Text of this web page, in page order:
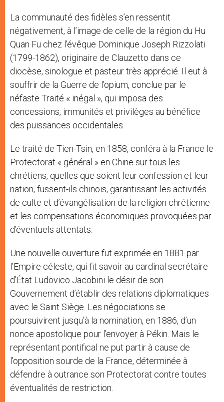
La communauté des fidèles s’en ressentit
négativement, à l’image de celle de la région du Hu
Quan Fu chez l’évêque Dominique Joseph Rizzolati
(1799-1862), originaire de Clauzetto dans ce
diocèse, sinologue et pasteur très apprécié. Il eut à
souffrir de la Guerre de l’opium, conclue par le
néfaste Traité « inégal », qui imposa des
concessions, immunités et privilèges au bénéfice
des puissances occidentales.
Le traité de Tien-Tsin, en 1858, conféra à la France le
Protectorat « général » en Chine sur tous les
chrétiens, quelles que soient leur confession et leur
nation, fussent-ils chinois, garantissant les activités
de culte et d’évangélisation de la religion chrétienne
et les compensations économiques provoquées par
d’éventuels attentats.
Une nouvelle ouverture fut exprimée en 1881 par
l’Empire céleste, qui fit savoir au cardinal secrétaire
d’État Ludovico Jacobini le désir de son
Gouvernement d’établir des relations diplomatiques
avec le Saint Siège. Les négociations se
poursuivirent jusqu’à la nomination, en 1886, d’un
nonce apostolique pour l’envoyer à Pékin. Mais le
représentant pontifical ne put partir à cause de
l’opposition sourde de la France, déterminée à
défendre à outrance son Protectorat contre toutes
éventualités de restriction.